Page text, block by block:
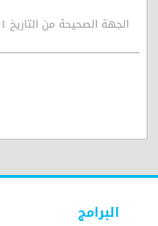
الجهة الصحيحة من التاريخ 01 - طبيعة المعركة
البرامج